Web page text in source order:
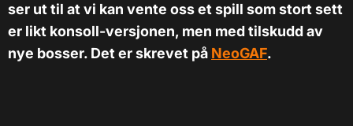
ser ut til at vi kan vente oss et spill som stort sett
er likt konsoll-versjonen, men med tilskudd av
nye bosser. Det er skrevet på NeoGAF.